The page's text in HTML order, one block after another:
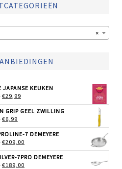
×
KEUKEN
OORSPRONKELIJKE
WAS:
€36,99.
€29,99
IS:
GRIP GEEL ZWILLING
OORSPRONKELIJKE
WAS:
€9,99.
€6,99
IS:
€6,99.
7 DEMEYERE
OORSPRONKELIJKE
WAS:
€259,00.
€209,00
IS:
7PRO DEMEYERE
OORSPRONKELIJKE
€189,00